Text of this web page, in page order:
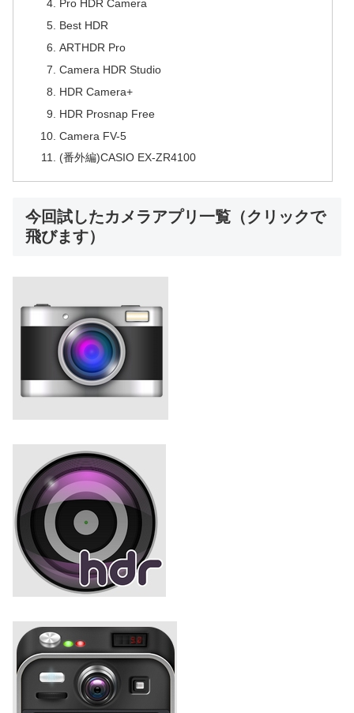
Pro HDR Camera
Best HDR
ARTHDR Pro
Camera HDR Studio
HDR Camera+
HDR Prosnap Free
Camera FV-5
(番外編)CASIO EX-ZR4100
今回試したカメラアプリ一覧（クリックで
飛びます）